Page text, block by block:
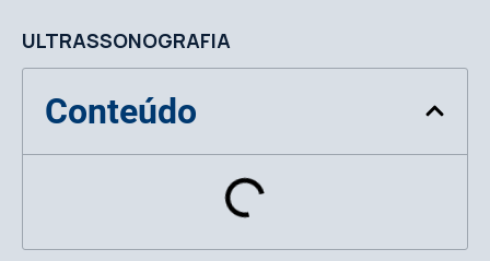
ULTRASSONOGRAFIA
Conteúdo